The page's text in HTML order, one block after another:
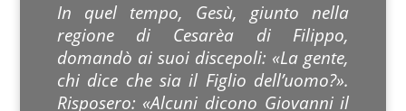
In quel tempo, Gesù, giunto nella
regione di Cesarèa di Filippo,
domandò ai suoi discepoli: «La gente,
chi dice che sia il Figlio dell’uomo?».
Risposero: «Alcuni dicono Giovanni il